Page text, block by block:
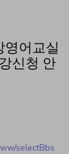
영어교실
신청 안
selectBbs